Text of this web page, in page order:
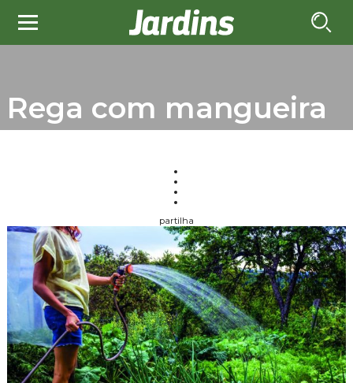
Rega com mangueira
partilha